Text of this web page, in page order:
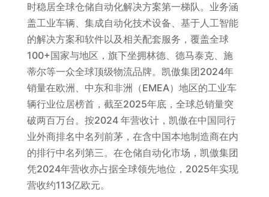
时稳居全球仓储自动化解决方案第一梯队。业务涵
盖工业车辆、集成自动化技术设备、基于人工智能
的解决方案和软件以及相关配套服务，覆盖全球
100+国家与地区，旗下坐拥林德、德马泰克、施
蒂尔等一众全球顶级物流品牌。凯傲集团2024年
销量在欧洲、中东和非洲（EMEA）地区的工业车
辆行业位居榜首，截至2025年底，全球总销量突
破两百万台。按2024 年营收计，凯傲在中国同行
业外商排名中名列前茅，在含中国本地制造商在内
的排行中名列第三。在仓储自动化市场，凯傲集团
凭2024年营收亦占据全球领先地位，2025年实现
营收约113亿欧元。